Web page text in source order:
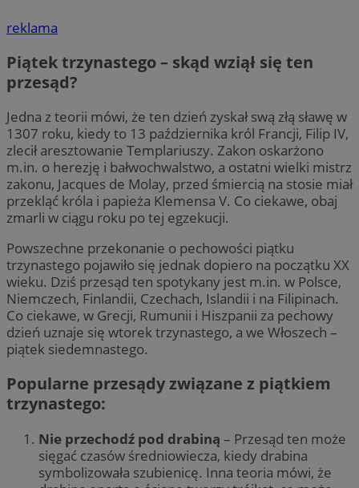
reklama
Piątek trzynastego – skąd wziął się ten
przesąd?
Jedna z teorii mówi, że ten dzień zyskał swą złą sławę w
1307 roku, kiedy to 13 października król Francji, Filip IV,
zlecił aresztowanie Templariuszy. Zakon oskarżono
m.in. o herezję i bałwochwalstwo, a ostatni wielki mistrz
zakonu, Jacques de Molay, przed śmiercią na stosie miał
przekląć króla i papieża Klemensa V. Co ciekawe, obaj
zmarli w ciągu roku po tej egzekucji.
Powszechne przekonanie o pechowości piątku
trzynastego pojawiło się jednak dopiero na początku XX
wieku. Dziś przesąd ten spotykany jest m.in. w Polsce,
Niemczech, Finlandii, Czechach, Islandii i na Filipinach.
Co ciekawe, w Grecji, Rumunii i Hiszpanii za pechowy
dzień uznaje się wtorek trzynastego, a we Włoszech –
piątek siedemnastego.
Popularne przesądy związane z piątkiem
trzynastego:
Nie przechodź pod drabiną – Przesąd ten może
sięgać czasów średniowiecza, kiedy drabina
symbolizowała szubienicę. Inna teoria mówi, że